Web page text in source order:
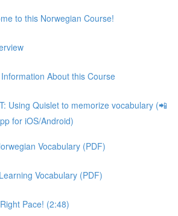
to this Norwegian Course!
About this Course
Using Quislet to memorize vocabulary (📲
for iOS/Android)
Vocabulary (PDF)
Vocabulary (PDF)
Pace! (2:48)